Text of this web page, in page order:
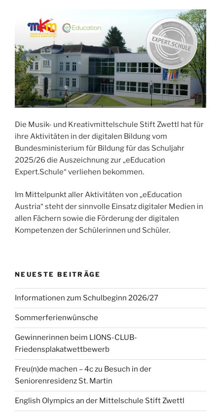
Die Musik- und Kreativmittelschule Stift Zwettl hat für
ihre Aktivitäten in der digitalen Bildung vom
Bundesministerium für Bildung für das Schuljahr
2025/26 die Auszeichnung zur „eEducation
Expert.Schule“ verliehen bekommen.
Im Mittelpunkt aller Aktivitäten von „eEducation
Austria“ steht der sinnvolle Einsatz digitaler Medien in
allen Fächern sowie die Förderung der digitalen
Kompetenzen der Schülerinnen und Schüler.
NEUESTE BEITRÄGE
Informationen zum Schulbeginn 2026/27
Sommerferienwünsche
Gewinnerinnen beim LIONS-CLUB-
Friedensplakatwettbewerb
Freu(n)de machen – 4c zu Besuch in der
Seniorenresidenz St. Martin
English Olympics an der Mittelschule Stift Zwettl